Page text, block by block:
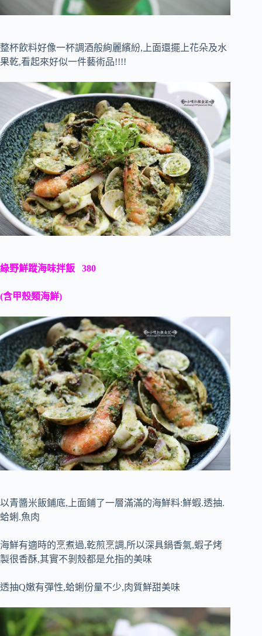
整杯飲料好像一杯調酒般絢麗繽紛,上面還擺上花朵及水
果乾,看起來好似一件藝術品!!!!
綠野鮮蹤海味拌飯 380
(含甲殼類海鮮)
以青醬米飯鋪底,上面鋪了一層滿滿的海鮮料:鮮蝦.透抽.
蛤蜊.魚肉
海鮮有適時的烹煮過,乾煎烹調,所以深具鍋香氣,蝦子烤
製很香酥,其實不剝殼都是允指的美味
透抽Q嫩有彈性,蛤蜊份量不少,肉質鮮甜美味